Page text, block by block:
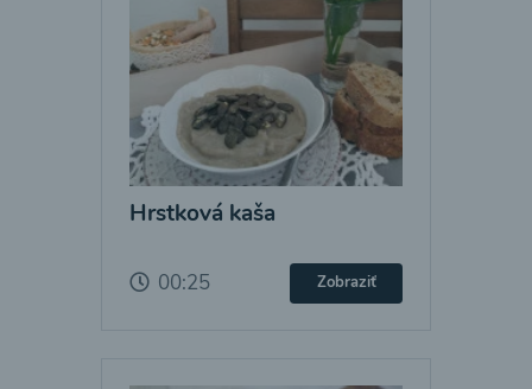
Hrstková kaša
00:25 Zobraziť